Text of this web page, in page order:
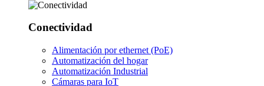
Conectividad
Alimentación por ethernet (PoE)
Automatización del hogar
Automatización Industrial
Cámaras para IoT